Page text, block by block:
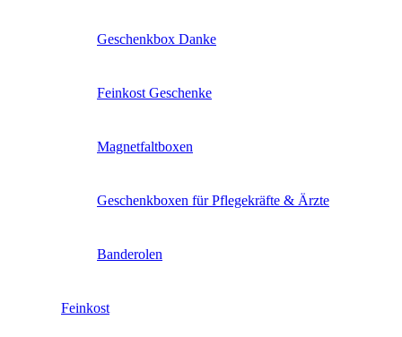
Geschenkbox Danke
Feinkost Geschenke
Magnetfaltboxen
Geschenkboxen für Pflegekräfte & Ärzte
Banderolen
Feinkost